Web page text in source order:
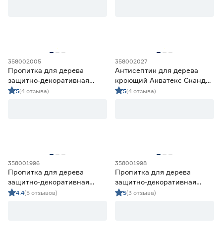
358002005
Пропитка для дерева
защитно‑декоративная
акриловая Lakur сосна 2 л
5(4 отзыва)
358002027
Антисептик для дерева
кроющий Акватекс Сканди
северное море 2,5 л
5(4 отзыва)
358001996
Пропитка для дерева
защитно‑декоративная
акриловая Lakur орех 0,75 л
4.4(5 отзывов)
358001998
Пропитка для дерева
защитно‑декоративная
акриловая Lakur орех 9 л
5(3 отзыва)